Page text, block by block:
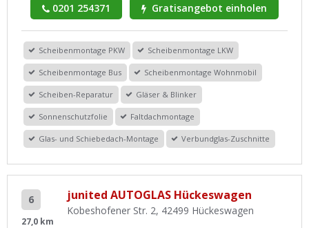
0201 254371 Gratisangebot einholen
Scheibenmontage PKW Scheibenmontage LKW
Scheibenmontage Bus Scheibenmontage Wohnmobil
Scheiben-Reparatur Gläser & Blinker
Sonnenschutzfolie Faltdachmontage
Glas- und Schiebedach-Montage Verbundglas-Zuschnitte
6
27,0 km
junited AUTOGLAS Hückeswagen
Kobeshofener Str. 2, 42499 Hückeswagen